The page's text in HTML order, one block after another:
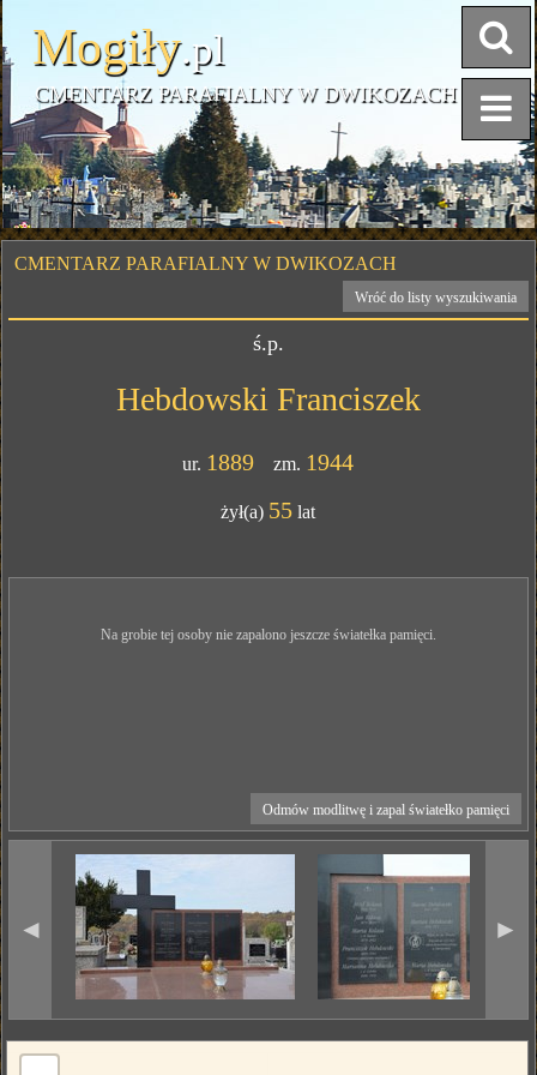
Mogiły.pl
CMENTARZ PARAFIALNY W DWIKOZACH
CMENTARZ PARAFIALNY W DWIKOZACH
Wróć do listy wyszukiwania
ś.p.
Hebdowski Franciszek
ur. 1889 zm. 1944
żył(a) 55 lat
Na grobie tej osoby nie zapalono jeszcze światełka pamięci.
Odmów modlitwę i zapal światełko pamięci
◄ ►